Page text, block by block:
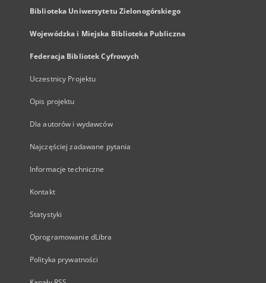
Biblioteka Uniwersytetu Zielonogórskiego
Wojewódzka i Miejska Biblioteka Publiczna
Federacja Bibliotek Cyfrowych
Uczestnicy Projektu
Opis projektu
Dla autorów i wydawców
Najczęściej zadawane pytania
Informacje techniczne
Kontakt
Statystyki
Oprogramowanie dLibra
Polityka prywatności